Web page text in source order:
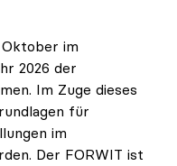
Oktober im
2026 der
Im Zuge dieses
für
im
Der FORWIT ist